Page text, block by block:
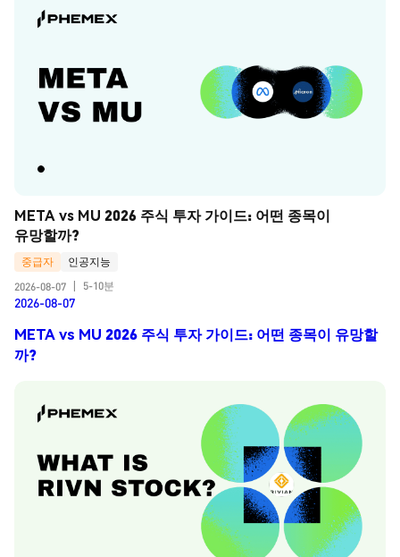
META vs MU 2026 주식 투자 가이드: 어떤 종목이
유망할까?
중급자
인공지능
2026-08-07
5-10분
2026-08-07
META vs MU 2026 주식 투자 가이드: 어떤 종목이 유망할
까?